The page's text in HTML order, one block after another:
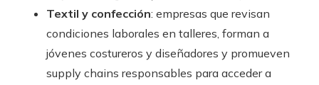
Textil y confección: empresas que revisan
condiciones laborales en talleres, forman a
jóvenes costureros y diseñadores y promueven
supply chains responsables para acceder a